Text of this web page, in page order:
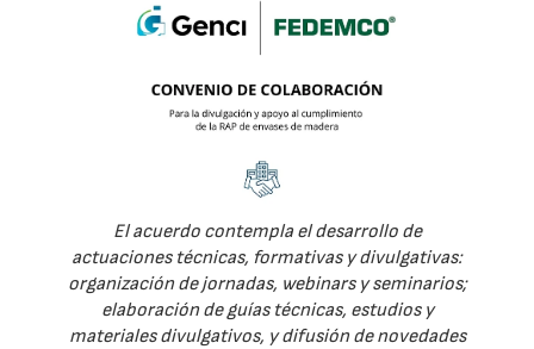
El acuerdo contempla el desarrollo de
actuaciones técnicas, formativas y divulgativas:
organización de jornadas, webinars y seminarios;
elaboración de guías técnicas, estudios y
materiales divulgativos, y difusión de novedades